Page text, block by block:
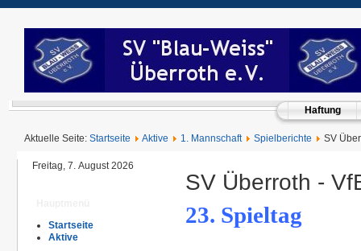
Haftung
Aktuelle Seite: Startseite Aktive 1. Mannschaft Spielberichte SV
Freitag, 7. August 2026
Startseite
Aktive
SV Überroth -
23. Spieltag